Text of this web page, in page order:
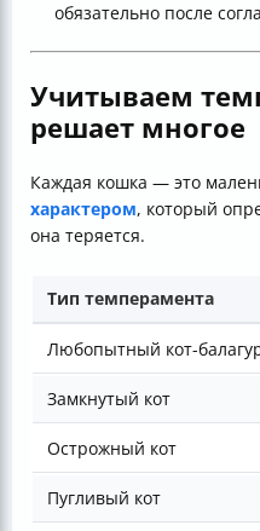
обязательно после
Учитываем
решает многое
Каждая кошка — это
характером, который
она теряется.
Тип темперамента
Любопытный кот-
Замкнутый кот
Острожный кот
Пугливый кот